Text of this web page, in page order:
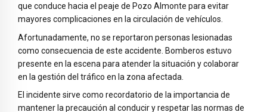
que conduce hacia el peaje de Pozo Almonte para evitar
mayores complicaciones en la circulación de vehículos.
Afortunadamente, no se reportaron personas lesionadas
como consecuencia de este accidente. Bomberos estuvo
presente en la escena para atender la situación y colaborar
en la gestión del tráfico en la zona afectada.
El incidente sirve como recordatorio de la importancia de
mantener la precaución al conducir y respetar las normas de